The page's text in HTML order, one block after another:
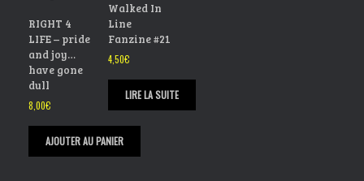
RIGHT 4
LIFE – pride
and joy…
have gone
dull
8,00€
AJOUTER AU PANIER
Walked In
Line
Fanzine #21
4,50€
LIRE LA SUITE